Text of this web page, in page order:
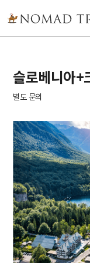
슬로베니아+
별도 문의